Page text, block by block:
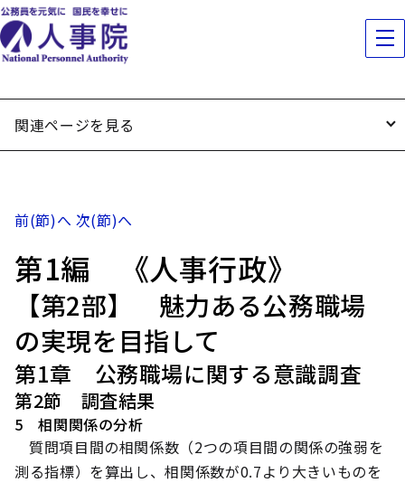
関連ページを見る
前(節)へ 次(節)へ
第1編 《人事行政》
【第2部】 魅力ある公務職場
の実現を目指して
第1章 公務職場に関する意識調査
第2節 調査結果
5 相関関係の分析
質問項目間の相関係数（2つの項目間の関係の強弱を
測る指標）を算出し、相関係数が0.7より大きいものを